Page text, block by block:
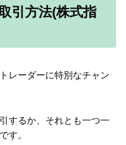
引方法(株式指
レーダーに特別なチャン
するか、それとも一つ一
す。